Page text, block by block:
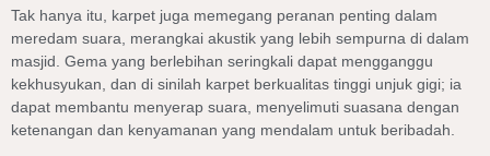
Tak hanya itu, karpet juga memegang peranan penting dalam
meredam suara, merangkai akustik yang lebih sempurna di dalam
masjid. Gema yang berlebihan seringkali dapat mengganggu
kekhusyukan, dan di sinilah karpet berkualitas tinggi unjuk gigi; ia
dapat membantu menyerap suara, menyelimuti suasana dengan
ketenangan dan kenyamanan yang mendalam untuk beribadah.